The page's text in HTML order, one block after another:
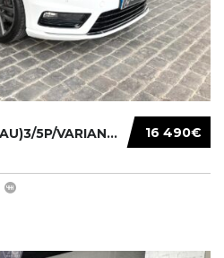
16 490€
VOLKSWAGEN GOLF VII(AU)3/5P/VARIANT(12-16 20...